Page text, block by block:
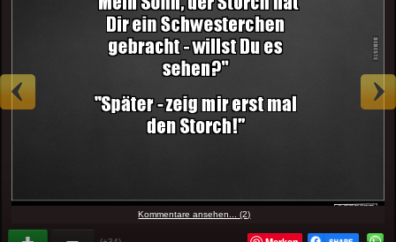
Kommentare ansehen... (2)